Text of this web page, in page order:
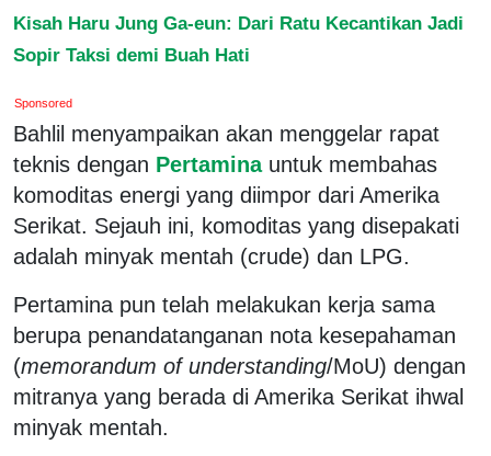
Kisah Haru Jung Ga-eun: Dari Ratu Kecantikan Jadi
Sopir Taksi demi Buah Hati
Sponsored
Bahlil menyampaikan akan menggelar rapat
teknis dengan Pertamina untuk membahas
komoditas energi yang diimpor dari Amerika
Serikat. Sejauh ini, komoditas yang disepakati
adalah minyak mentah (crude) dan LPG.
Pertamina pun telah melakukan kerja sama
berupa penandatanganan nota kesepahaman
(memorandum of understanding/MoU) dengan
mitranya yang berada di Amerika Serikat ihwal
minyak mentah.